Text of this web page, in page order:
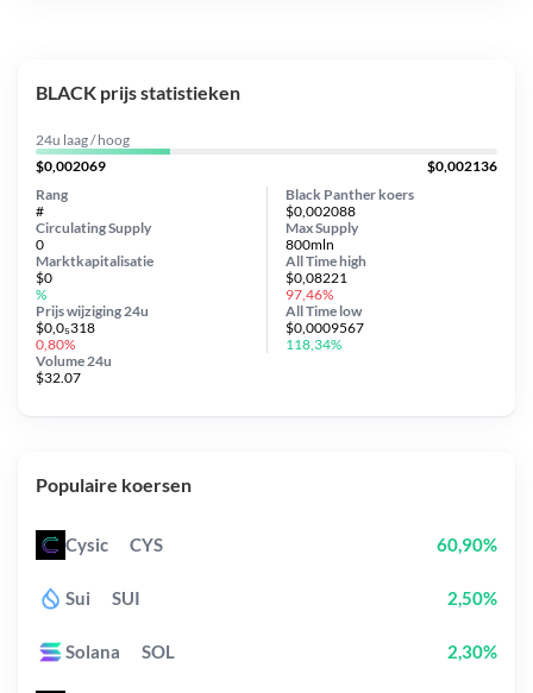
BLACK prijs statistieken
24u laag / hoog
$0,002069
$0,002136
Black Panther koers
$0,002088
Circulating Supply
0
Prijs wijziging 24u
$0,0₅318
0,80%
Max Supply
800mln
Marktkapitalisatie
$0
%
Volume 24u
$32.07
Rang
#
All Timehigh
$0,08221
97,46%
All Time low
$0,0009567
118,34%
Populaire koersen
Cysic CYS 60,90%
Sui SUI 2,50%
Solana SOL 2,30%